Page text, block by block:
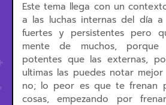
Este tema llega con un
a las luchas internas del día
fuertes y persistentes pero
mente de muchos, porque
potentes que las externas,
ultimas las puedes notar
no; lo peor es que te frenan
cosas, empezando por